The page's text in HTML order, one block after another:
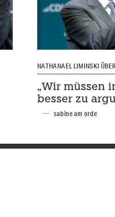
NATHANAEL LIMINSKI
„Wir müssen
besser zu
sabine am orde